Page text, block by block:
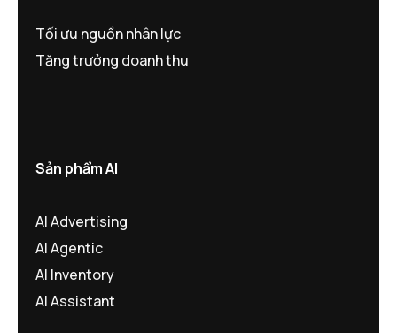
Tối ưu nguồn nhân lực
Tăng trưởng doanh thu
Sản phẩm AI
AI Advertising
AI Agentic
AI Inventory
AI Assistant